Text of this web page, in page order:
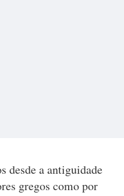
desde a antiguidade
gregos como por